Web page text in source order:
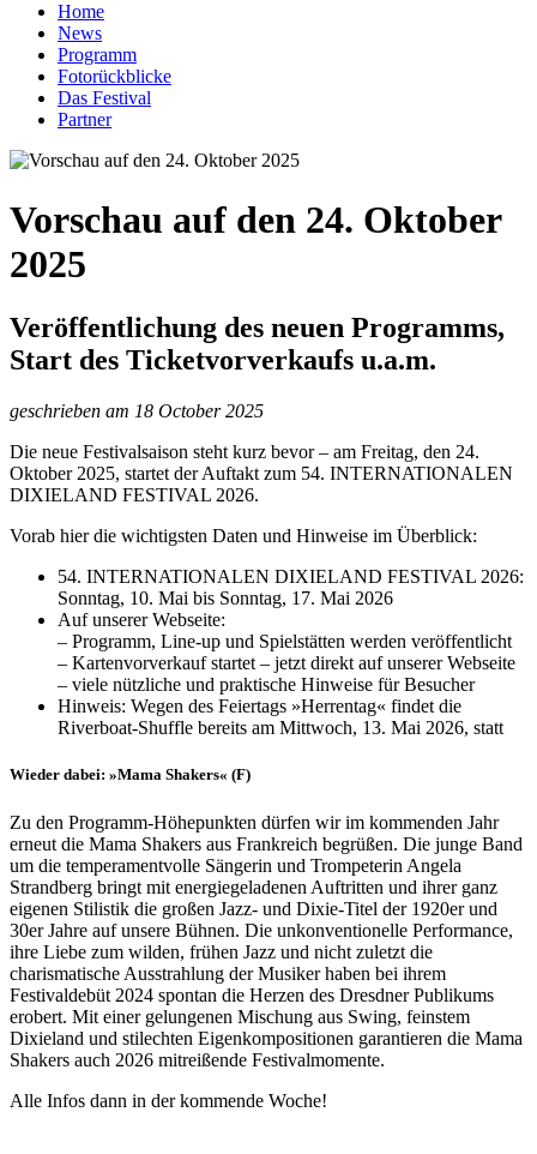
Home
News
Programm
Fotorückblicke
Das Festival
Partner
Vorschau auf den 24. Oktober
2025
Veröffentlichung des neuen Programms,
Start des Ticketvorverkaufs u.a.m.
geschrieben am 18 October 2025
Die neue Festivalsaison steht kurz bevor – am Freitag, den 24.
Oktober 2025, startet der Auftakt zum 54. INTERNATIONALEN
DIXIELAND FESTIVAL 2026.
Vorab hier die wichtigsten Daten und Hinweise im Überblick:
54. INTERNATIONALEN DIXIELAND FESTIVAL 2026:
Sonntag, 10. Mai bis Sonntag, 17. Mai 2026
Auf unserer Webseite:
– Programm, Line-up und Spielstätten werden veröffentlicht
– Kartenvorverkauf startet – jetzt direkt auf unserer Webseite
– viele nützliche und praktische Hinweise für Besucher
Hinweis: Wegen des Feiertags »Herrentag« findet die
Riverboat-Shuffle bereits am Mittwoch, 13. Mai 2026, statt
Wieder dabei: »Mama Shakers« (F)
Zu den Programm-Höhepunkten dürfen wir im kommenden Jahr
erneut die Mama Shakers aus Frankreich begrüßen. Die junge Band
um die temperamentvolle Sängerin und Trompeterin Angela
Strandberg bringt mit energiegeladenen Auftritten und ihrer ganz
eigenen Stilistik die großen Jazz- und Dixie-Titel der 1920er und
30er Jahre auf unsere Bühnen. Die unkonventionelle Performance,
ihre Liebe zum wilden, frühen Jazz und nicht zuletzt die
charismatische Ausstrahlung der Musiker haben bei ihrem
Festivaldebüt 2024 spontan die Herzen des Dresdner Publikums
erobert. Mit einer gelungenen Mischung aus Swing, feinstem
Dixieland und stilechten Eigenkompositionen garantieren die Mama
Shakers auch 2026 mitreißende Festivalmomente.
Alle Infos dann in der kommende Woche!